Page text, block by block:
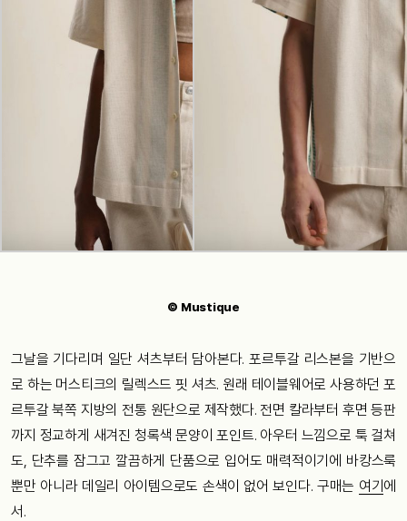
© Mustique
그날을 기다리며 일단 셔츠부터 담아본다. 포르투갈 리스본을 기반으
로 하는 머스티크의 릴렉스드 핏 셔츠. 원래 테이블웨어로 사용하던 포
르투갈 북쪽 지방의 전통 원단으로 제작했다. 전면 칼라부터 후면 등판
까지 정교하게 새겨진 청록색 문양이 포인트. 아우터 느낌으로 툭 걸쳐
도, 단추를 잠그고 깔끔하게 단품으로 입어도 매력적이기에 바캉스룩
뿐만 아니라 데일리 아이템으로도 손색이 없어 보인다. 구매는 여기에
서.